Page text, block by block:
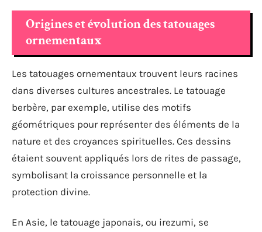
Origines et évolution des tatouages
ornementaux
Les tatouages ornementaux trouvent leurs racines
dans diverses cultures ancestrales. Le tatouage
berbère, par exemple, utilise des motifs
géométriques pour représenter des éléments de la
nature et des croyances spirituelles. Ces dessins
étaient souvent appliqués lors de rites de passage,
symbolisant la croissance personnelle et la
protection divine.
En Asie, le tatouage japonais, ou irezumi, se